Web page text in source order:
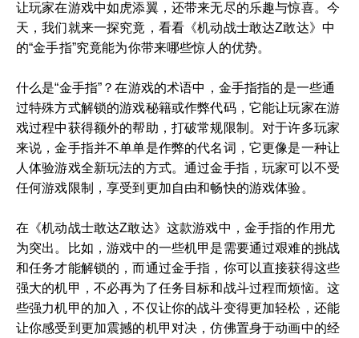
让玩家在游戏中如虎添翼，还带来无尽的乐趣与惊喜。今
天，我们就来一探究竟，看看《机动战士敢达Z敢达》中
的“金手指”究竟能为你带来哪些惊人的优势。
什么是“金手指”？在游戏的术语中，金手指指的是一些通
过特殊方式解锁的游戏秘籍或作弊代码，它能让玩家在游
戏过程中获得额外的帮助，打破常规限制。对于许多玩家
来说，金手指并不单单是作弊的代名词，它更像是一种让
人体验游戏全新玩法的方式。通过金手指，玩家可以不受
任何游戏限制，享受到更加自由和畅快的游戏体验。
在《机动战士敢达Z敢达》这款游戏中，金手指的作用尤
为突出。比如，游戏中的一些机甲是需要通过艰难的挑战
和任务才能解锁的，而通过金手指，你可以直接获得这些
强大的机甲，不必再为了任务目标和战斗过程而烦恼。这
些强力机甲的加入，不仅让你的战斗变得更加轻松，还能
让你感受到更加震撼的机甲对决，仿佛置身于动画中的经